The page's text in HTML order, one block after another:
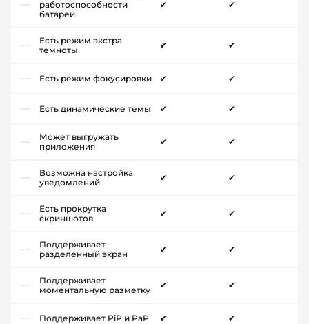
работоспособности
батареи
✔ ✔
Есть режим экстра
темноты
✔ ✔
Есть режим фокусировки ✔ ✔
Есть динамические темы ✔ ✔
Может выгружать
приложения
✔ ✔
Возможна настройка
уведомлений
✔ ✔
Есть прокрутка
скриншотов
✔ ✔
Поддерживает
разделенный экран
✔ ✔
Поддерживает
моментальную разметку
✔ ✔
Поддерживает PiP и PaP ✔ ✔